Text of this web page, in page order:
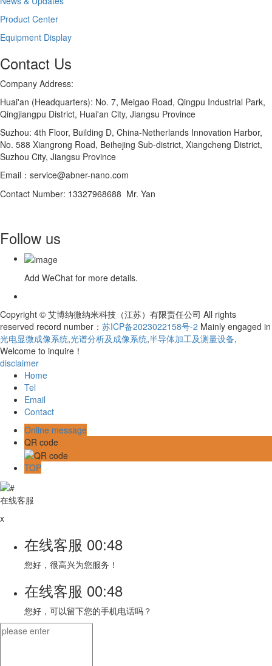
Product Center
Equipment Display
Contact Us
Company Address:
Huai'an (Headquarters): No. 7, Meigao Road, Qingpu Industrial Park,
Qingjiangpu District, Huai'an City, Jiangsu Province
Suzhou: 4th Floor, Building D, China-Netherlands Innovation Harbor,
No. 588 Xiangrong Road, Beihejing Sub-district, Xiangcheng District,
Suzhou City, Jiangsu Province
Email：service@abner-nano.com
Contact Number: 13327968688 Mr. Yan
Follow us
Add WeChat for more details.
Copyright © 艾博纳微纳米科技（江苏）有限责任公司 All rights
reserved record number： 苏ICP备2023022158号-2 Mainly engaged in
光电显微成像系统,光谱分析及成像系统,半导体加工及测量设备,
Welcome to inquire！
disclaimer
Home
Tel
Email
Contact
Online message
QR code
TOP
在线客服
x
在线客服 00:48
您好，很高兴为您服务！
在线客服 00:48
您好，可以留下您的手机电话吗？